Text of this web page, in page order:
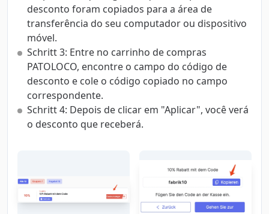
desconto foram copiados para a área de
transferência do seu computador ou dispositivo
móvel.
Schritt 3: Entre no carrinho de compras
PATOLOCO, encontre o campo do código de
desconto e cole o código copiado no campo
correspondente.
Schritt 4: Depois de clicar em "Aplicar", você verá
o desconto que receberá.